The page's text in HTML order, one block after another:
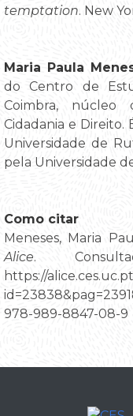
temptation. New
Maria Paula
do Centro de
Coimbra, núcleo
Cidadania e
Universidade de
pela Universidade
Como citar
Meneses, Maria
Alice.
https://
978-989-8847-08-9